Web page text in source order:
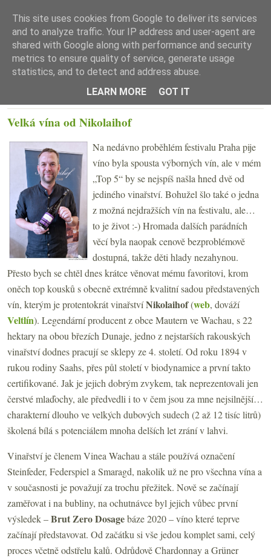
☰ Menu
Velká vína od Nikolaihof
Na nedávno proběhlém festivalu Praha pije
víno byla spousta výborných vín, ale v mém
„Top 5“ by se nejspíš našla hned dvě od
jediného vinařství. Bohužel šlo také o jedna
z možná nejdražších vín na festivalu, ale…
to je život :-) Hromada dalších parádních
věcí byla naopak cenově bezproblémově
dostupná, takže děti hlady nezahynou.
Přesto bych se chtěl dnes krátce věnovat mému favoritovi, krom
oněch top kousků s obecně extrémně kvalitní sadou představených
vín, kterým je protentokrát vinařstvíNikolaihof(web, dováží
Veltlín). Legendární producent z obce Mautern ve Wachau, s 22
hektary na obou březích Dunaje, jedno z nejstarších rakouských
vinařství dodnes pracují se sklepy ze 4. století. Od roku 1894 v
rukou rodiny Saahs, přes půl století v biodynamice a první takto
certifikované. Jak je jejich dobrým zvykem, tak neprezentovali jen
čerstvé mlaďochy, ale předvedli i to v čem jsou za mne nejsilnější…
charakterní dlouho ve velkých dubových sudech (2 až 12 tisíc litrů)
školená bílá s potenciálem mnoha delších let zrání v lahvi.
Vinařství je členem Vinea Wachau a stále používá označení
Steinfeder, Federspiel a Smaragd, nakolik už ne pro všechna vína a
v současnosti je považují za trochu přežitek. Nově se začínají
zaměřovat i na bubliny, na ochutnávce byl jejich vůbec první
výsledek –Brut Zero Dosagebáze 2020 – víno které teprve
začínají představovat. Od začátku si vše jedou komplet sami, celý
proces včetně odstřelu kalů. Odrůdově Chardonnay a Grüner
This site uses cookies from Google to deliver its services
and to analyze traffic. Your IP address and user-agent are
shared with Google along with performance and security
metrics to ensure quality of service, generate usage
statistics, and to detect and address abuse.
LEARN MORE
GOT IT